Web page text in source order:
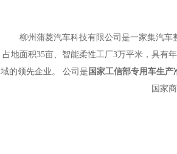
柳州蒲菱汽车科技有限公司是一家集汽车整
占地面积35亩、智能柔性工厂3万平米，具有
域的领先企业。 公司是 国家工信部专用车生产
国家